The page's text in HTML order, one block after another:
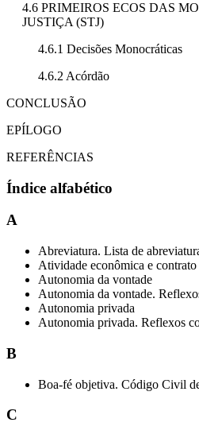
4.6 PRIMEIROS ECOS DAS
JUSTIÇA (STJ)
4.6.1 Decisões Monocráticas
4.6.2 Acórdão
CONCLUSÃO
EPÍLOGO
REFERÊNCIAS
Índice alfabético
A
Abreviatura. Lista de
Atividade econômica e contrato
Autonomia da vontade
Autonomia da vontade.
Autonomia privada
Autonomia privada. Reflexos
B
Boa-fé objetiva. Código Civil
C